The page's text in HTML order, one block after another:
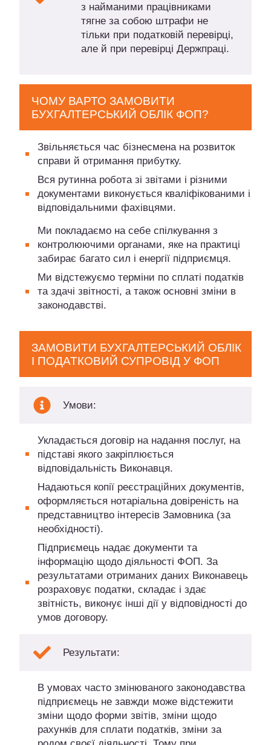
з найманими працівниками
тягне за собою штрафи не
тільки при податковій перевірці,
але й при перевірці Держпраці.
ЧОМУ ВАРТО ЗАМОВИТИ
БУХГАЛТЕРСЬКИЙ ОБЛІК ФОП?
Звільняється час бізнесмена на розвиток
справи й отримання прибутку.
Вся рутинна робота зі звітами і різними
документами виконується кваліфікованими і
відповідальними фахівцями.
Ми покладаємо на себе спілкування з
контролюючими органами, яке на практиці
забирає багато сил і енергії підприємця.
Ми відстежуємо терміни по сплаті податків
та здачі звітності, а також основні зміни в
законодавстві.
ЗАМОВИТИ БУХГАЛТЕРСЬКИЙ ОБЛІК
І ПОДАТКОВИЙ СУПРОВІД У ФОП
Умови:
Укладається договір на надання послуг, на
підставі якого закріплюється
відповідальність Виконавця.
Надаються копії реєстраційних документів,
оформляється нотаріальна довіреність на
представництво інтересів Замовника (за
необхідності).
Підприємець надає документи та
інформацію щодо діяльності ФОП. За
результатами отриманих даних Виконавець
розраховує податки, складає і здає
звітність, виконує інші дії у відповідності до
умов договору.
Результати:
В умовах часто змінюваного законодавства
підприємець не завжди може відстежити
зміни щодо форми звітів, зміни щодо
рахунків для сплати податків, зміни за